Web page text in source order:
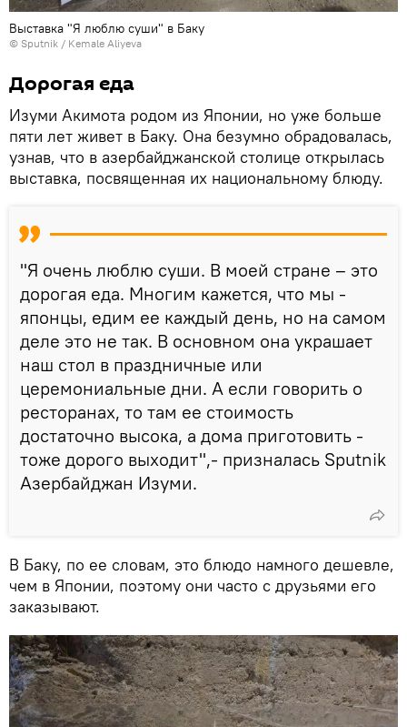
Выставка "Я люблю суши" в Баку
© Sputnik / Kemale Aliyeva
Дорогая еда
Изуми Акимота родом из Японии, но уже больше
пяти лет живет в Баку. Она безумно обрадовалась,
узнав, что в азербайджанской столице открылась
выставка, посвященная их национальному блюду.
"Я очень люблю суши. В моей стране – это
дорогая еда. Многим кажется, что мы -
японцы, едим ее каждый день, но на самом
деле это не так. В основном она украшает
наш стол в праздничные или
церемониальные дни. А если говорить о
ресторанах, то там ее стоимость
достаточно высока, а дома приготовить -
тоже дорого выходит",- призналась Sputnik
Азербайджан Изуми.
В Баку, по ее словам, это блюдо намного дешевле,
чем в Японии, поэтому они часто с друзьями его
заказывают.